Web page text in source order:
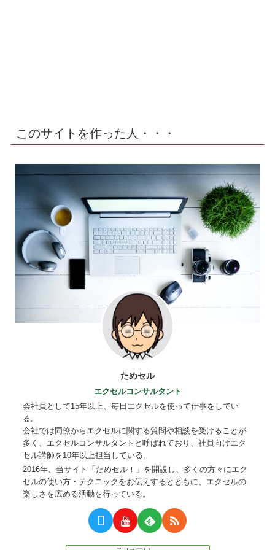
このサイトを作った人・・・
ためセル
エクセルコンサルタント
会社員として15年以上、毎日エクセルを使って仕事をしてい
る。
会社では同僚からエクセルに関する質問や相談を受けることが
多く、エクセルコンサルタントと呼ばれており、社員向けエク
セル講師を10年以上担当している。
2016年、当サイト「ためセル！」を開設し、多くの方々にエク
セルの使い方・テクニックをお伝えするとともに、エクセルの
楽しさを広める活動を行っている。